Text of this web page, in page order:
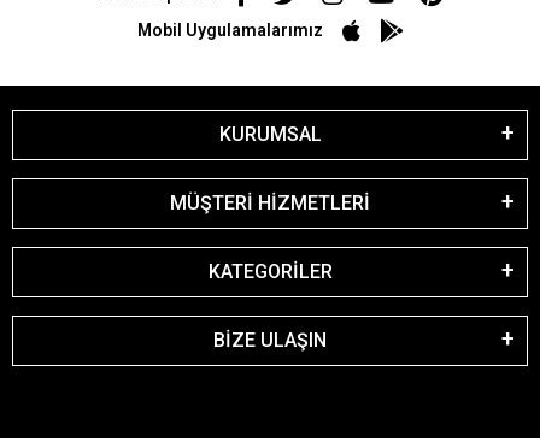
Mobil Uygulamalarımız
KURUMSAL
MÜŞTERİ HİZMETLERİ
KATEGORİLER
BİZE ULAŞIN